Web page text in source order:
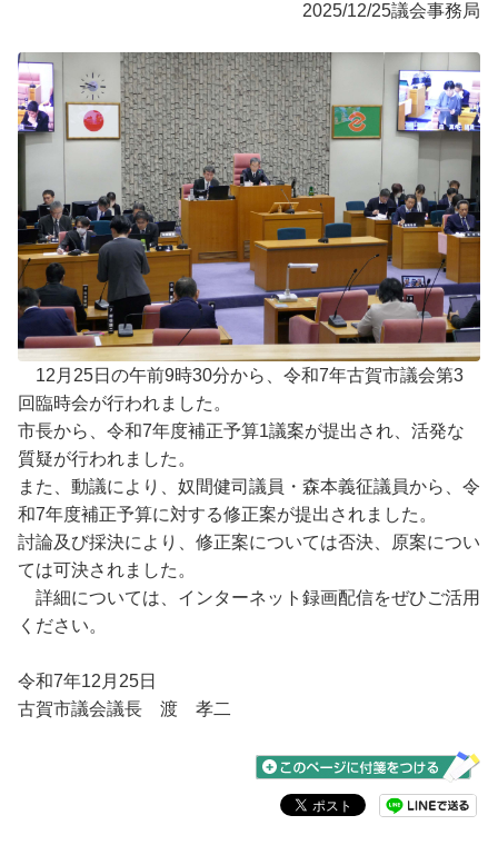
2025/12/25議会事務局
12月25日の午前9時30分から、令和7年古賀市議会第3
回臨時会が行われました。
市長から、令和7年度補正予算1議案が提出され、活発な
質疑が行われました。
また、動議により、奴間健司議員・森本義征議員から、令
和7年度補正予算に対する修正案が提出されました。
討論及び採決により、修正案については否決、原案につい
ては可決されました。
詳細については、インターネット録画配信をぜひご活用
ください。
令和7年12月25日
古賀市議会議長 渡 孝二